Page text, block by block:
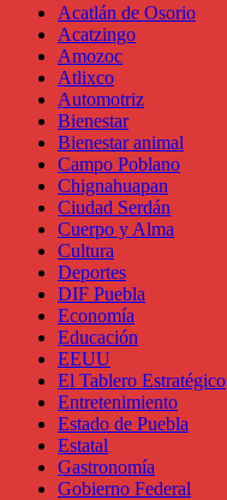
Acatlán de Osorio
Acatzingo
Amozoc
Atlixco
Automotriz
Bienestar
Bienestar animal
Campo Poblano
Chignahuapan
Ciudad Serdán
Cuerpo y Alma
Cultura
Deportes
DIF Puebla
Economía
Educación
EEUU
El Tablero Estratégico
Entretenimiento
Estado de Puebla
Estatal
Gastronomía
Gobierno Federal